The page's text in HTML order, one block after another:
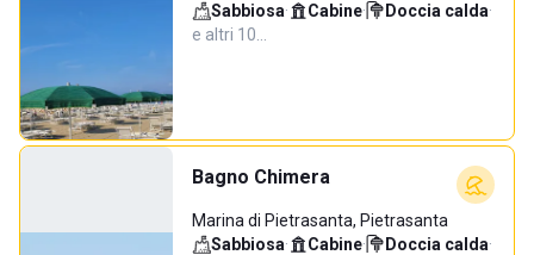
Sabbiosa· Cabine· Doccia calda·
e altri 10…
Bagno Chimera
Marina di Pietrasanta, Pietrasanta
Sabbiosa· Cabine· Doccia calda·